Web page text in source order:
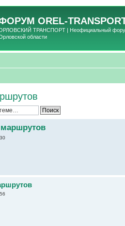
OREL-
ТРАНСПОРТ | Неофициальный форум
области
маршрутов